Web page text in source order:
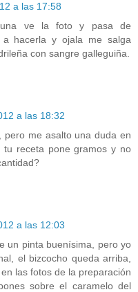
a las 17:58
una ve la foto y pasa de
hacerla y ojala me salga
con sangre galleguiña.
a las 18:32
me asalto una duda en
receta pone gramos y no
a las 12:03
un pinta buenísima, pero yo
el bizcocho queda arriba,
las fotos de la preparación
sobre el caramelo del